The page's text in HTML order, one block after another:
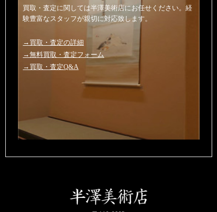
買取・査定に関しては半澤美術店にお任せください。経
験豊富なスタッフが親切に対応致します。
→買取・査定の詳細
→無料買取・査定フォーム
→買取・査定Q&A